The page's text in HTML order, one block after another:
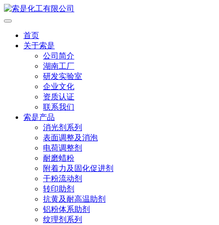
首页
关于索是
公司简介
湖南工厂
研发实验室
企业文化
资质认证
联系我们
索是产品
消光剂系列
表面调整及消泡
电荷调整剂
耐磨蜡粉
附着力及固化促进剂
干粉流动剂
转印助剂
抗黄及耐高温助剂
铝粉体系助剂
纹理剂系列